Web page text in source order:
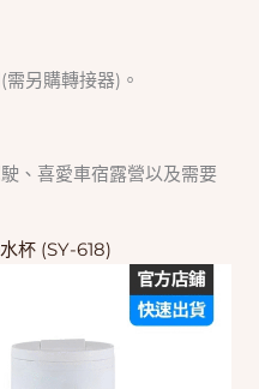
另購轉接器)。
、喜愛車宿露營以及需要
杯 (SY-618)